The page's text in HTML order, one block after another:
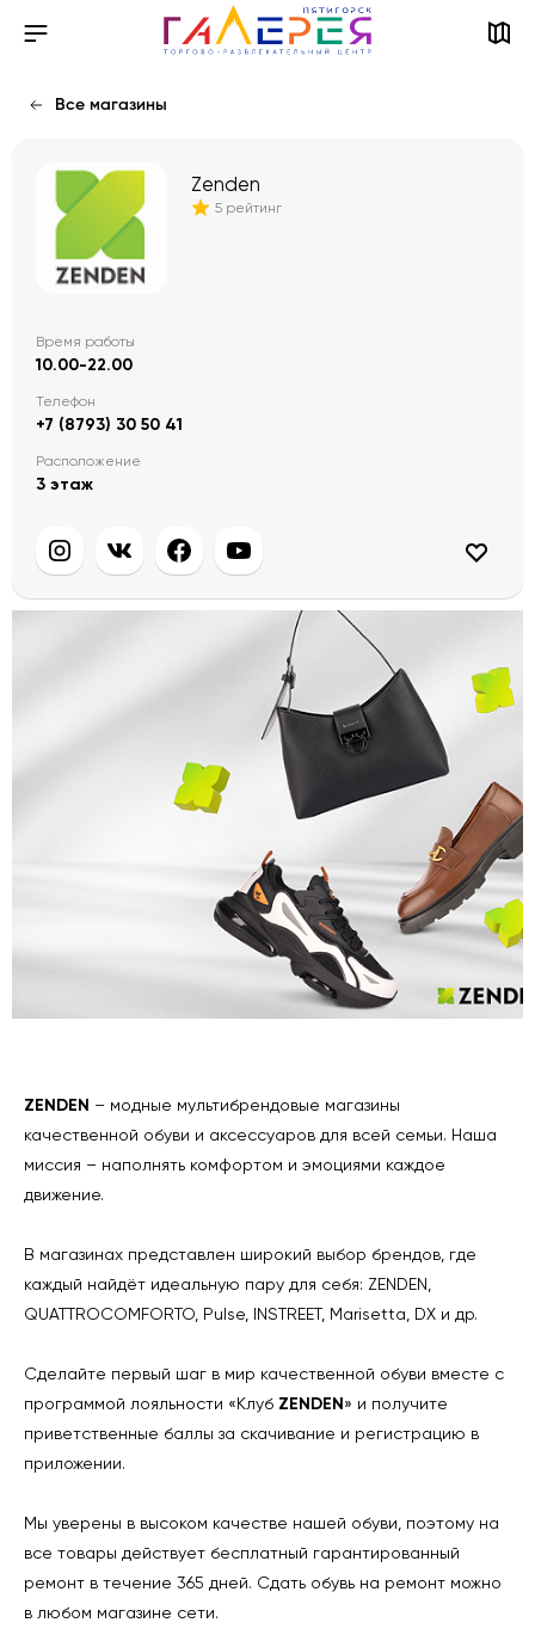
Все магазины
Zenden
5 рейтинг
Время работы
10.00-22.00
Телефон
+7 (8793) 30 50 41
Расположение
3 этаж
ZENDEN – модные мультибрендовые магазины
качественной обуви и аксессуаров для всей семьи. Наша
миссия – наполнять комфортом и эмоциями каждое
движение.
В магазинах представлен широкий выбор брендов, где
каждый найдёт идеальную пару для себя: ZENDEN,
QUATTROCOMFORTO, Pulse, INSTREET, Marisetta, DX и др.
Сделайте первый шаг в мир качественной обуви вместе с
программой лояльности «Клуб ZENDEN» и получите
приветственные баллы за скачивание и регистрацию в
приложении.
Мы уверены в высоком качестве нашей обуви, поэтому на
все товары действует бесплатный гарантированный
ремонт в течение 365 дней. Сдать обувь на ремонт можно
в любом магазине сети.